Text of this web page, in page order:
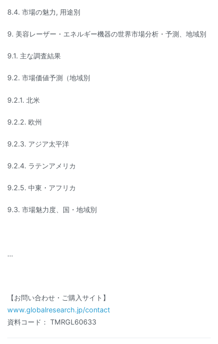
8.4. 市場の魅力, 用途別
9. 美容レーザー・エネルギー機器の世界市場分析・予測、地域別
9.1. 主な調査結果
9.2. 市場価値予測（地域別
9.2.1. 北米
9.2.2. 欧州
9.2.3. アジア太平洋
9.2.4. ラテンアメリカ
9.2.5. 中東・アフリカ
9.3. 市場魅力度、国・地域別
…
【お問い合わせ・ご購入サイト】
www.globalresearch.jp/contact
資料コード： TMRGL60633